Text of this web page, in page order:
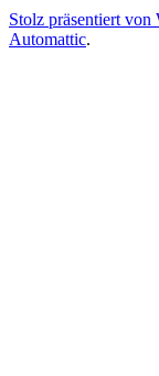
Stolz präsentiert von
Automattic.